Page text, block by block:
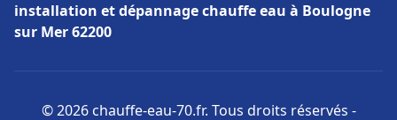
installation et dépannage chauffe eau à Boulogne
sur Mer 62200
© 2026 chauffe-eau-70.fr. Tous droits réservés -